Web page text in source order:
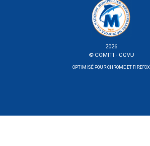
2026
© COMITI - CGVU
OPTIMISÉ POUR CHROME ET FIREFOX